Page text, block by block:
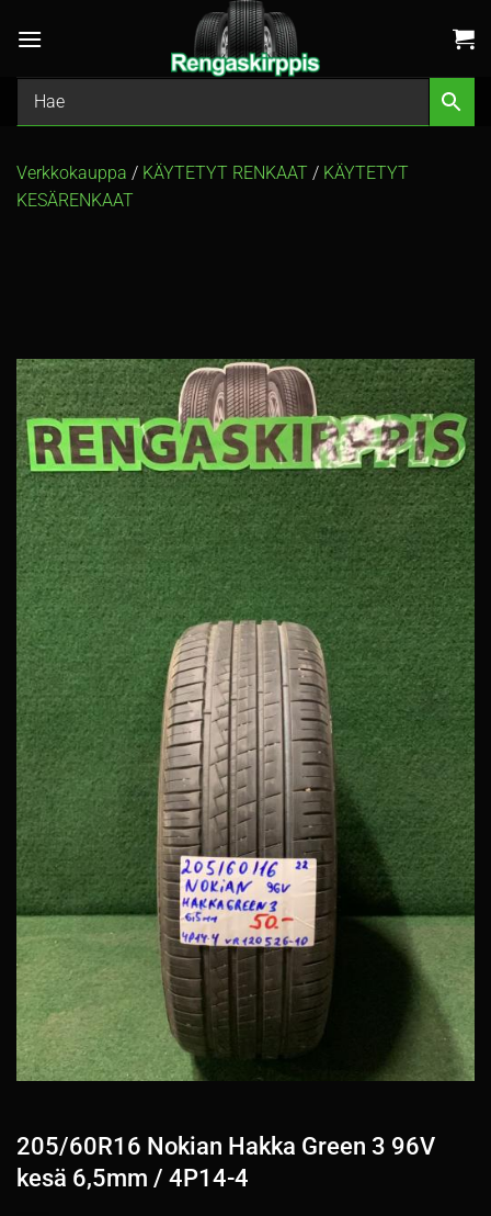
Verkkokauppa / KÄYTETYT RENKAAT / KÄYTETYT
KESÄRENKAAT
205/60R16 Nokian Hakka Green 3 96V
kesä 6,5mm / 4P14-4